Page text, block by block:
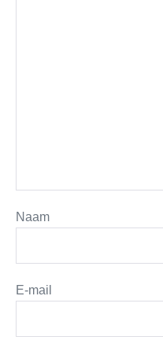
Naam
E-mail